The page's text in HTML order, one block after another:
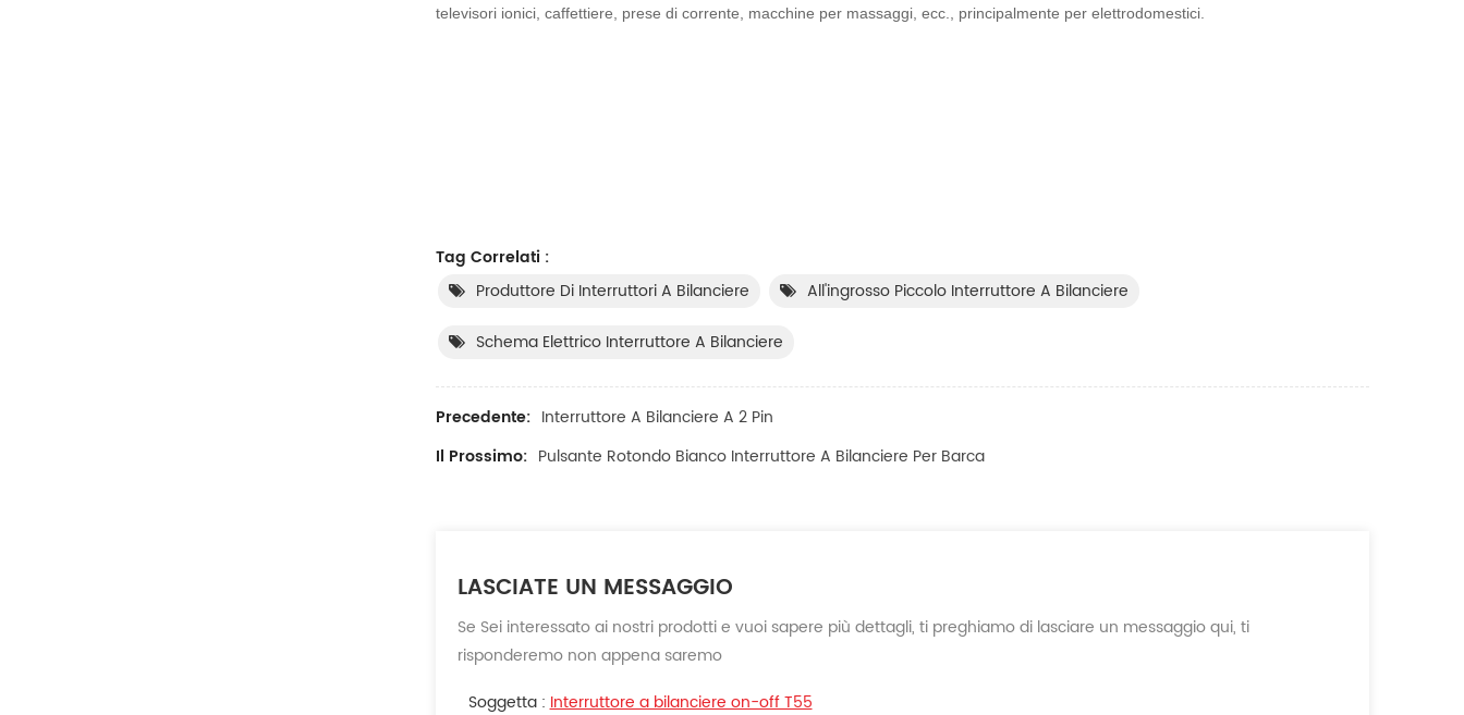
televisori ionici, caffettiere, prese di corrente, macchine per massaggi, ecc., principalmente per elettrodomestici.
Tag Correlati :
Produttore Di Interruttori A Bilanciere
All'ingrosso Piccolo Interruttore A Bilanciere
Schema Elettrico Interruttore A Bilanciere
Precedente: Interruttore A Bilanciere A 2 Pin
Il Prossimo: Pulsante Rotondo Bianco Interruttore A Bilanciere Per Barca
LASCIATE UN MESSAGGIO
Se Sei interessato ai nostri prodotti e vuoi sapere più dettagli, ti preghiamo di lasciare un messaggio qui, ti
risponderemo non appena saremo
Soggetta :Interruttore a bilanciere on-off T55